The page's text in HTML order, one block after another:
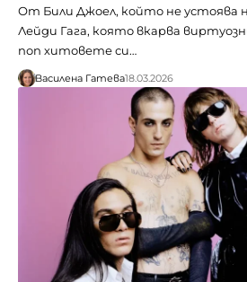
От Били Джоел, който не устоява
Лейди Гага, която вкарва
поп хитовете си…
Василена Гатева18.03.2026